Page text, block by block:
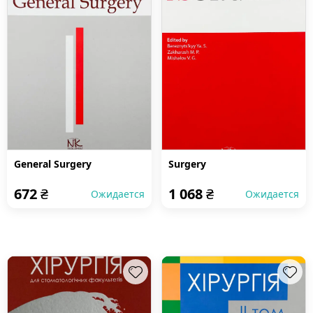
General Surgery
672₴ Ожидается
Surgery
1 068₴ Ожидается